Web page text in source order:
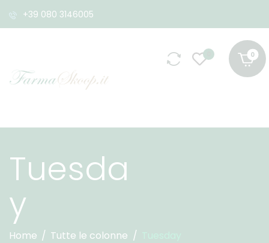
+39 080 3146005
0
Tuesda
y
Home Tutte le colonne